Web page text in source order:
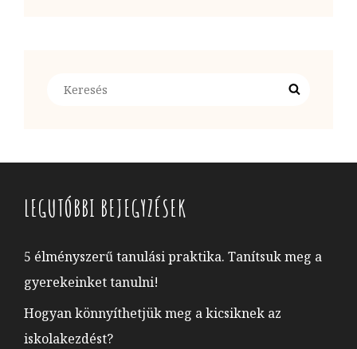
Search
LEGUTÓBBI BEJEGYZÉSEK
5 élményszerű tanulási praktika. Tanítsuk meg a
gyerekeinket tanulni!
Hogyan könnyíthetjük meg a kicsiknek az
iskolakezdést?